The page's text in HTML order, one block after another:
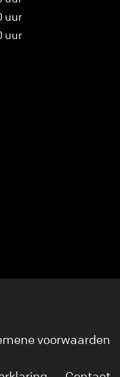
uur
uur
voorwaarden